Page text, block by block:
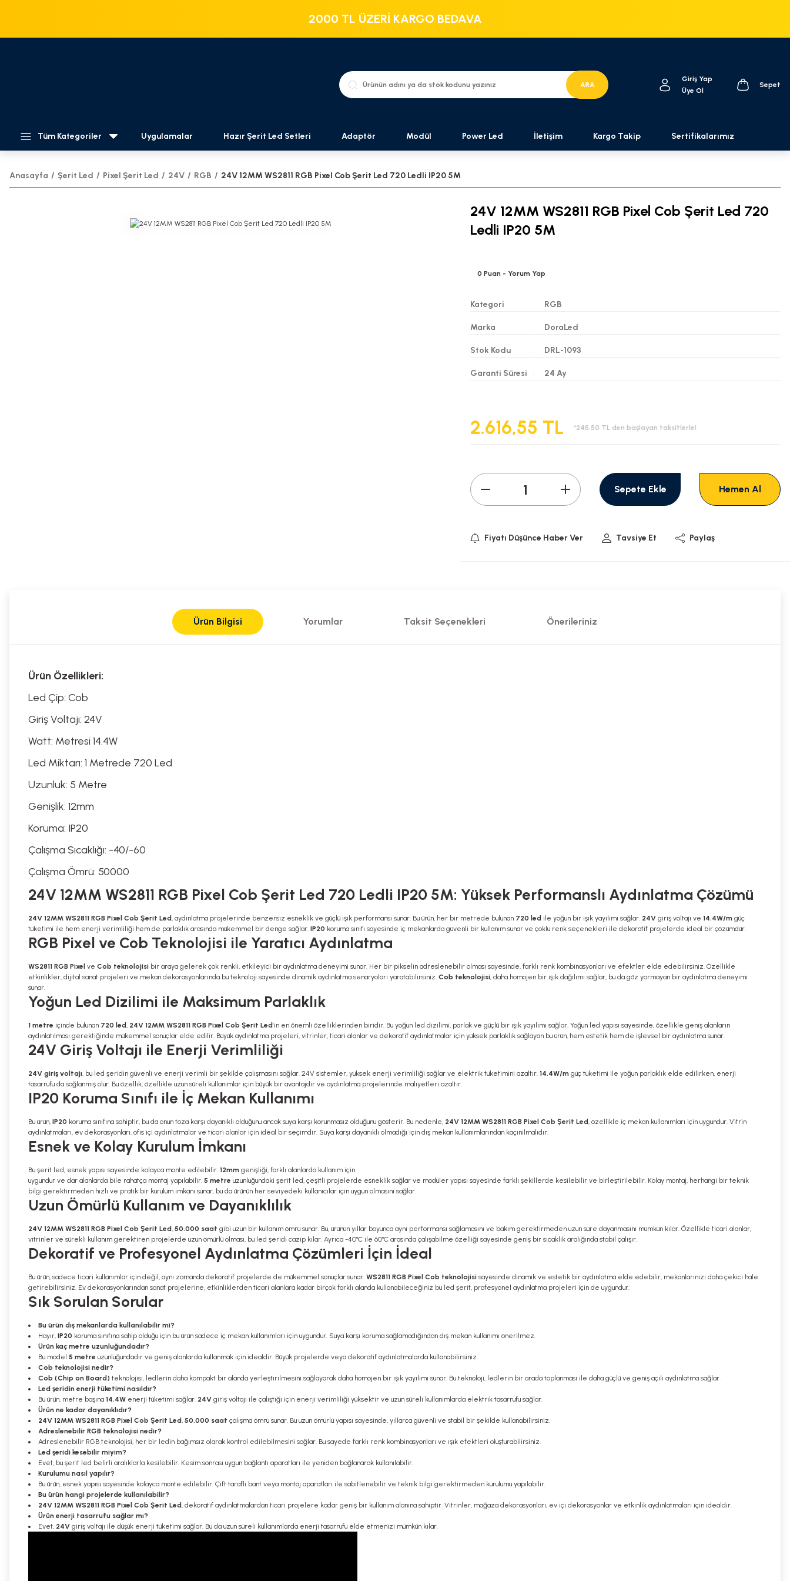
2000 TL ÜZERİ KARGO BEDAVA
ARA
Giriş Yap
Üye Ol
Sepet
Tüm Kategoriler Uygulamalar Hazır Şerit Led Setleri Adaptör Modül Power Led İletişim Kargo Takip Sertifikalarımız
Anasayfa Şerit Led Pixel Şerit Led 24V RGB 24V 12MM WS2811 RGB Pixel Cob Şerit Led 720 Ledli IP20 5M
24V 12MM WS2811 RGB Pixel Cob Şerit Led 720
Ledli IP20 5M
0 Puan - Yorum Yap
Kategori RGB
Marka DoraLed
Stok Kodu DRL-1093
Garanti Süresi 24 Ay
2.616,55 TL *245,50 TL den başlayan taksitlerle!
Sepete Ekle Hemen Al
Fiyatı Düşünce Haber Ver Tavsiye Et Paylaş
Ürün Bilgisi Yorumlar Taksit Seçenekleri Önerileriniz
Ürün Özellikleri:
Led Çip: Cob
Giriş Voltajı: 24V
Watt: Metresi 14.4W
Led Miktarı: 1 Metrede 720 Led
Uzunluk: 5 Metre
Genişlik: 12mm
Koruma: IP20
Çalışma Sıcaklığı: -40/-60
Çalışma Ömrü: 50000
24V 12MM WS2811 RGB Pixel Cob Şerit Led 720 Ledli IP20 5M: Yüksek Performanslı Aydınlatma Çözümü
24V 12MM WS2811 RGB Pixel Cob Şerit Led, aydınlatma projelerinde benzersiz esneklik ve güçlü ışık performansı sunar. Bu ürün, her bir metrede bulunan 720 led ile yoğun bir ışık yayılımı sağlar. 24V giriş voltajı ve 14.4W/m güç
tüketimi ile hem enerji verimliliği hem de parlaklık arasında mükemmel bir denge sağlar. IP20 koruma sınıfı sayesinde iç mekanlarda güvenli bir kullanım sunar ve çoklu renk seçenekleri ile dekoratif projelerde ideal bir çözümdür.
RGB Pixel ve Cob Teknolojisi ile Yaratıcı Aydınlatma
WS2811 RGB Pixel ve Cob teknolojisi bir araya gelerek çok renkli, etkileyici bir aydınlatma deneyimi sunar. Her bir pikselin adreslenebilir olması sayesinde, farklı renk kombinasyonları ve efektler elde edebilirsiniz. Özellikle
etkinlikler, dijital sanat projeleri ve mekan dekorasyonlarında bu teknoloji sayesinde dinamik aydınlatma senaryoları yaratabilirsiniz. Cob teknolojisi, daha homojen bir ışık dağılımı sağlar, bu da göz yormayan bir aydınlatma deneyimi
sunar.
Yoğun Led Dizilimi ile Maksimum Parlaklık
1 metre içinde bulunan 720 led, 24V 12MM WS2811 RGB Pixel Cob Şerit Led’in en önemli özelliklerinden biridir. Bu yoğun led dizilimi, parlak ve güçlü bir ışık yayılımı sağlar. Yoğun led yapısı sayesinde, özellikle geniş alanların
aydınlatılması gerektiğinde mükemmel sonuçlar elde edilir. Büyük aydınlatma projeleri, vitrinler, ticari alanlar ve dekoratif aydınlatmalar için yüksek parlaklık sağlayan bu ürün, hem estetik hem de işlevsel bir aydınlatma sunar.
24V Giriş Voltajı ile Enerji Verimliliği
24V giriş voltajı, bu led şeridin güvenli ve enerji verimli bir şekilde çalışmasını sağlar. 24V sistemler, yüksek enerji verimliliği sağlar ve elektrik tüketimini azaltır. 14.4W/m güç tüketimi ile yoğun parlaklık elde edilirken, enerji
tasarrufu da sağlanmış olur. Bu özellik, özellikle uzun süreli kullanımlar için büyük bir avantajdır ve aydınlatma projelerinde maliyetleri azaltır.
IP20 Koruma Sınıfı ile İç Mekan Kullanımı
Bu ürün, IP20 koruma sınıfına sahiptir, bu da onun toza karşı dayanıklı olduğunu ancak suya karşı korunmasız olduğunu gösterir. Bu nedenle, 24V 12MM WS2811 RGB Pixel Cob Şerit Led, özellikle iç mekan kullanımları için uygundur. Vitrin
aydınlatmaları, ev dekorasyonları, ofis içi aydınlatmalar ve ticari alanlar için ideal bir seçimdir. Suya karşı dayanıklı olmadığı için dış mekan kullanımlarından kaçınılmalıdır.
Esnek ve Kolay Kurulum İmkanı
Bu şerit led, esnek yapısı sayesinde kolayca monte edilebilir. 12mm genişliği, farklı alanlarda kullanım için
uygundur ve dar alanlarda bile rahatça montaj yapılabilir. 5 metre uzunluğundaki şerit led, çeşitli projelerde esneklik sağlar ve modüler yapısı sayesinde farklı şekillerde kesilebilir ve birleştirilebilir. Kolay montaj, herhangi bir teknik
bilgi gerektirmeden hızlı ve pratik bir kurulum imkanı sunar, bu da ürünün her seviyedeki kullanıcılar için uygun olmasını sağlar.
Uzun Ömürlü Kullanım ve Dayanıklılık
24V 12MM WS2811 RGB Pixel Cob Şerit Led, 50.000 saat gibi uzun bir kullanım ömrü sunar. Bu, ürünün yıllar boyunca aynı performansı sağlamasını ve bakım gerektirmeden uzun süre dayanmasını mümkün kılar. Özellikle ticari alanlar,
vitrinler ve sürekli kullanım gerektiren projelerde uzun ömürlü olması, bu led şeridi cazip kılar. Ayrıca -40°C ile 60°C arasında çalışabilme özelliği sayesinde geniş bir sıcaklık aralığında stabil çalışır.
Dekoratif ve Profesyonel Aydınlatma Çözümleri İçin İdeal
Bu ürün, sadece ticari kullanımlar için değil, aynı zamanda dekoratif projelerde de mükemmel sonuçlar sunar. WS2811 RGB Pixel Cob teknolojisi sayesinde dinamik ve estetik bir aydınlatma elde edebilir, mekanlarınızı daha çekici hale
getirebilirsiniz. Ev dekorasyonlarından sanat projelerine, etkinliklerden ticari alanlara kadar birçok farklı alanda kullanabileceğiniz bu led şerit, profesyonel aydınlatma projeleri için de uygundur.
Sık Sorulan Sorular
Bu ürün dış mekanlarda kullanılabilir mi?
Hayır, IP20 koruma sınıfına sahip olduğu için bu ürün sadece iç mekan kullanımları için uygundur. Suya karşı koruma sağlamadığından dış mekan kullanımı önerilmez.
Ürün kaç metre uzunluğundadır?
Bu model 5 metre uzunluğundadır ve geniş alanlarda kullanmak için idealdir. Büyük projelerde veya dekoratif aydınlatmalarda kullanabilirsiniz.
Cob teknolojisi nedir?
Cob (Chip on Board) teknolojisi, ledlerin daha kompakt bir alanda yerleştirilmesini sağlayarak daha homojen bir ışık yayılımı sunar. Bu teknoloji, ledlerin bir arada toplanması ile daha güçlü ve geniş açılı aydınlatma sağlar.
Led şeridin enerji tüketimi nasıldır?
Bu ürün, metre başına 14.4W enerji tüketimi sağlar. 24V giriş voltajı ile çalıştığı için enerji verimliliği yüksektir ve uzun süreli kullanımlarda elektrik tasarrufu sağlar.
Ürün ne kadar dayanıklıdır?
24V 12MM WS2811 RGB Pixel Cob Şerit Led, 50.000 saat çalışma ömrü sunar. Bu uzun ömürlü yapısı sayesinde, yıllarca güvenli ve stabil bir şekilde kullanabilirsiniz.
Adreslenebilir RGB teknolojisi nedir?
Adreslenebilir RGB teknolojisi, her bir ledin bağımsız olarak kontrol edilebilmesini sağlar. Bu sayede farklı renk kombinasyonları ve ışık efektleri oluşturabilirsiniz.
Led şeridi kesebilir miyim?
Evet, bu şerit led belirli aralıklarla kesilebilir. Kesim sonrası uygun bağlantı aparatları ile yeniden bağlanarak kullanılabilir.
Kurulumu nasıl yapılır?
Bu ürün, esnek yapısı sayesinde kolayca monte edilebilir. Çift taraflı bant veya montaj aparatları ile sabitlenebilir ve teknik bilgi gerektirmeden kurulumu yapılabilir.
Bu ürün hangi projelerde kullanılabilir?
24V 12MM WS2811 RGB Pixel Cob Şerit Led, dekoratif aydınlatmalardan ticari projelere kadar geniş bir kullanım alanına sahiptir. Vitrinler, mağaza dekorasyonları, ev içi dekorasyonlar ve etkinlik aydınlatmaları için idealdir.
Ürün enerji tasarrufu sağlar mı?
Evet, 24V giriş voltajı ile düşük enerji tüketimi sağlar. Bu da uzun süreli kullanımlarda enerji tasarrufu elde etmenizi mümkün kılar.